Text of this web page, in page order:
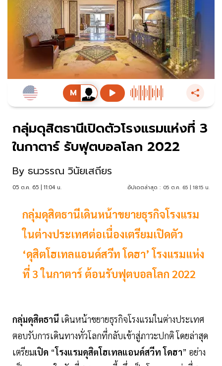
กลุ่มดุสิตธานีเปิดตัวโรงแรมแห่งที่ 3
ในกาตาร์ รับฟุตบอลโลก 2022
By ธนวรรณ วินัยเสถียร
05 ต.ค. 65 | 11:04 น. อัปเดตล่าสุด : 05 ต.ค. 65 | 18:15 น.
กลุ่มดุสิตธานีเดินหน้าขยายธุรกิจโรงแรม
ในต่างประเทศต่อเนื่องเตรียมเปิดตัว
‘ดุสิตโฮเทลแอนด์สวีท โดฮา’ โรงแรมแห่ง
ที่ 3 ในกาตาร์ ต้อนรับฟุตบอลโลก 2022
กลุ่มดุสิตธานี เดินหน้าขยายธุรกิจโรงแรมในต่างประเทศ
ตอบรับการเดินทางทั่วโลกที่กลับเข้าสู่ภาวะปกติ โดยล่าสุด
เตรียมเปิด “โรงแรมดุสิตโฮเทลแอนด์สวีท โดฮา” อย่าง